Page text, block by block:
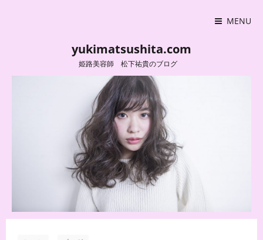
MENU
yukimatsushita.com
姫路美容師 松下祐貴のブログ